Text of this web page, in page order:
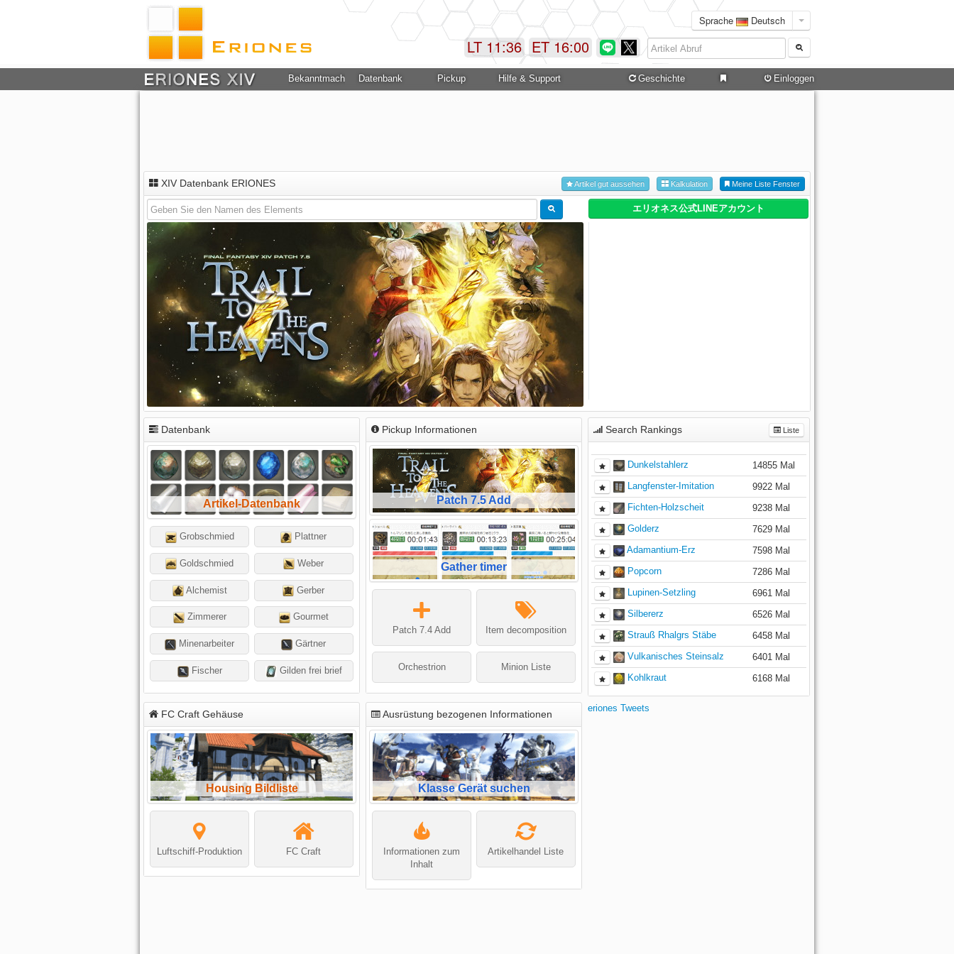
Sprache Deutsch
ET 16:00
LT 11:36
Bekanntmachung Datenbank Pickup Hilfe & Support Geschichte Einloggen
XIV Datenbank ERIONES Meine Liste Fenster
Kalkulation
Artikel gut aussehen
エリオネス公式LINEアカウント
Datenbank
Artikel-Datenbank
Grobschmied Plattner
Goldschmied Weber
Alchemist Gerber
Zimmerer Gourmet
Minenarbeiter Gärtner
Fischer Gilden frei brief
Pickup Informationen
Patch 7.5 Add
Gather timer
Patch 7.4 Add Item decomposition
Orchestrion Minion Liste
Search Rankings Liste
Dunkelstahlerz
14855 Mal
Langfenster-Imitation
9922 Mal
Fichten-Holzscheit
9238 Mal
Golderz
7629 Mal
Adamantium-Erz
7598 Mal
Popcorn
7286 Mal
Lupinen-Setzling
6961 Mal
Silbererz
6526 Mal
Strauß Rhalgrs Stäbe
6458 Mal
Vulkanisches Steinsalz
6401 Mal
Kohlkraut
6168 Mal
FC Craft Gehäuse
Housing Bildliste
Luftschiff-Produktion FC Craft
Ausrüstung bezogenen Informationen
Klasse Gerät suchen
Informationen zum
Inhalt
Artikelhandel Liste
eriones Tweets